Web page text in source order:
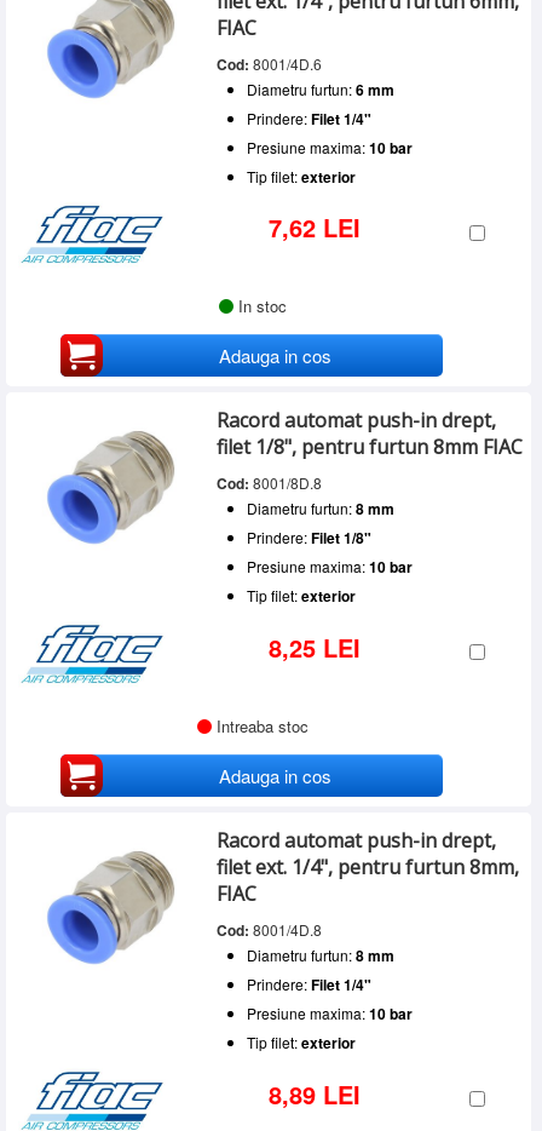
FIAC
Cod: 8001/4D.6
Diametru furtun:6 mm
Prindere:Filet 1/4"
Presiune maxima:10 bar
Tip filet:exterior
7,62 LEI
In stoc
Adauga in cos
Racord automat push-in drept,
filet 1/8", pentru furtun 8mm FIAC
Cod: 8001/8D.8
Diametru furtun:8 mm
Prindere:Filet 1/8"
Presiune maxima:10 bar
Tip filet:exterior
8,25 LEI
Intreaba stoc
Adauga in cos
Racord automat push-in drept,
filet ext. 1/4", pentru furtun 8mm,
FIAC
Cod: 8001/4D.8
Diametru furtun:8 mm
Prindere:Filet 1/4"
Presiune maxima:10 bar
Tip filet:exterior
8,89 LEI